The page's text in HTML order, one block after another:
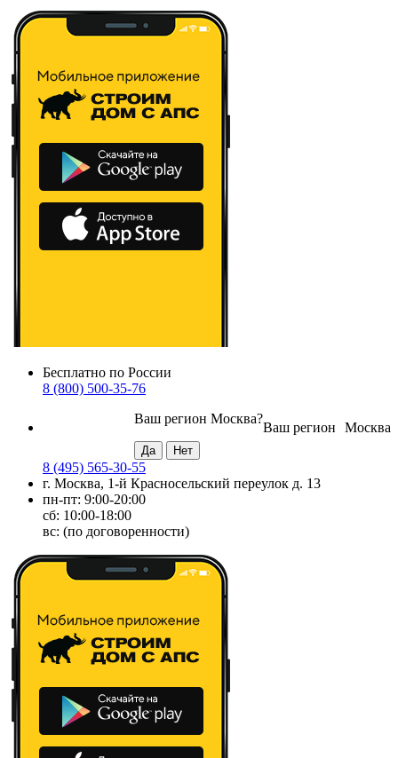
Бесплатно по России
8 (800) 500-35-76
Москва
Ваш регион
Ваш регион Москва?
8 (495) 565-30-55
г. Москва, 1-й Красносельский переулок д. 13
пн-пт: 9:00-20:00
сб: 10:00-18:00
вс: (по договоренности)